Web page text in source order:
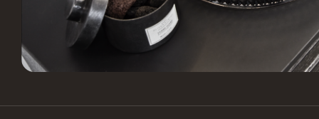
Ved Vesterport 9, 1612
København V, Danmark